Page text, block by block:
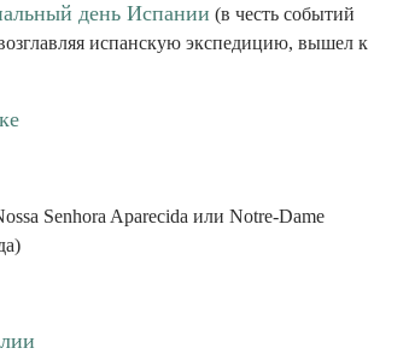
день Испании (в честь событий
испанскую экспедицию, вышел к
Senhora Aparecida или Notre-Dame